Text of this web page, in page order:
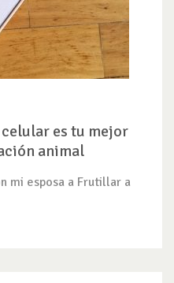
es tu mejor
animal
mi esposa a Frutillar a